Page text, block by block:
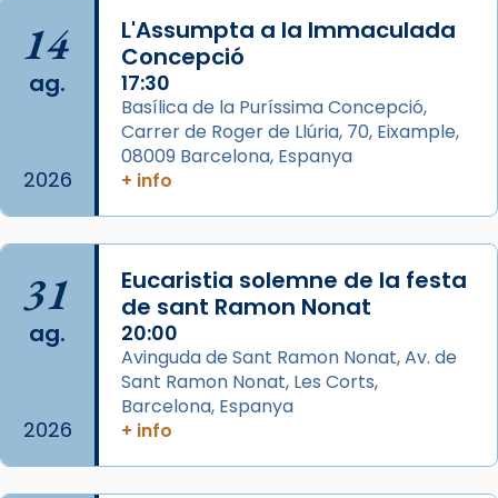
missa d’acció de gràcies en agraïment al
comitè organitzador de la visita apostòlica
del Sant Pare Lleó XIV a Barcelona, i als
col·laboradors, a la Catedral de Barcelona.
L’arquebisbe de Barcelona, el cardenal Joan
Josep Omella, ha presidit la missa i l’ha
concelebrat el bisbe auxiliar de Barcelona,
Mons. David Abadías.
📸 Dr. G. Simón
Photo
View on Facebook Share
Arquebisbat de Barcelona
2 weeks ago
Memòria de les santes Juliana i
14
ag.
2026
L'Assumpta a la Immaculada
Concepció
17:30
Basílica de la Puríssima Concepció,
Carrer de Roger de Llúria, 70, Eixample,
08009 Barcelona, Espanya
+ info
31
ag.
2026
Eucaristia solemne de la festa
de sant Ramon Nonat
20:00
Avinguda de Sant Ramon Nonat, Av. de
Sant Ramon Nonat, Les Corts,
Barcelona, Espanya
+ info